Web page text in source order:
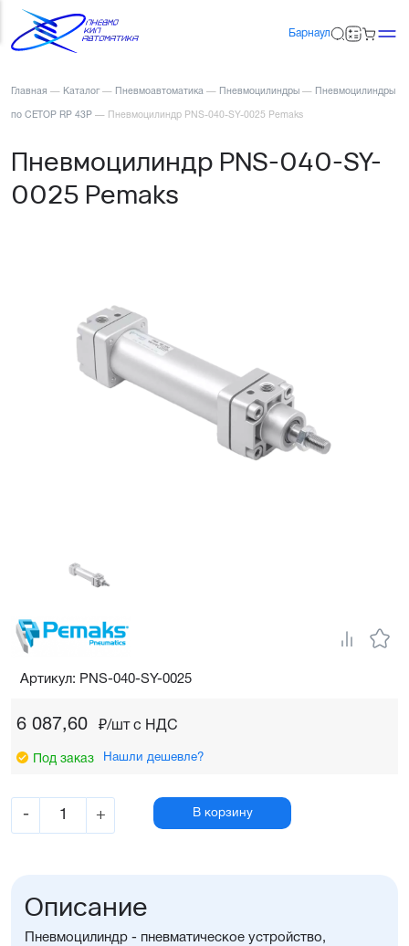
Барнаул
Главная — Каталог — Пневмоавтоматика — Пневмоцилиндры — Пневмоцилиндры
по CETOP RP 43P — Пневмоцилиндр PNS-040-SY-0025 Pemaks
Пневмоцилиндр PNS-040-SY-
0025 Pemaks
6 087,60 ₽/шт c НДС
Под заказ Нашли дешевле?
- + В корзину
Артикул: PNS-040-SY-0025
Описание
Пневмоцилиндр - пневматическое устройство,